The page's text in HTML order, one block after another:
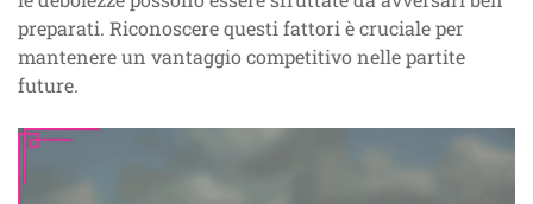
preparati. Riconoscere questi fattori è cruciale per
mantenere un vantaggio competitivo nelle partite
future.